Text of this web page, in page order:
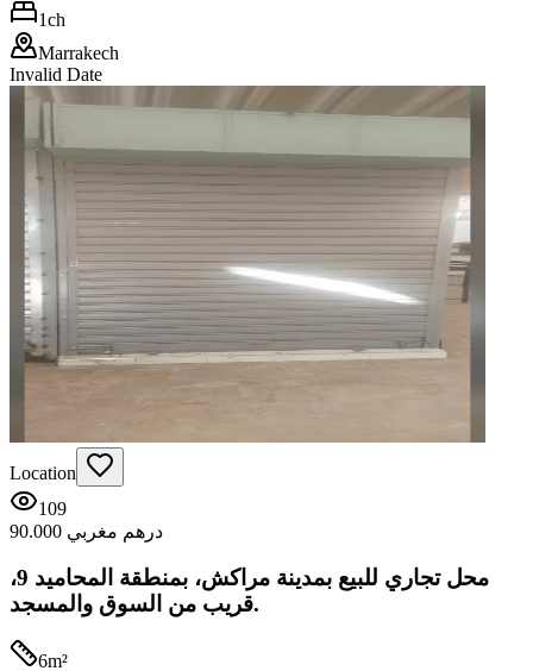
1ch
Marrakech
Invalid Date
Location
109
90.000 درهم مغربي
محل تجاري للبيع بمدينة مراكش، بمنطقة المحاميد 9،
قريب من السوق والمسجد.
6m²